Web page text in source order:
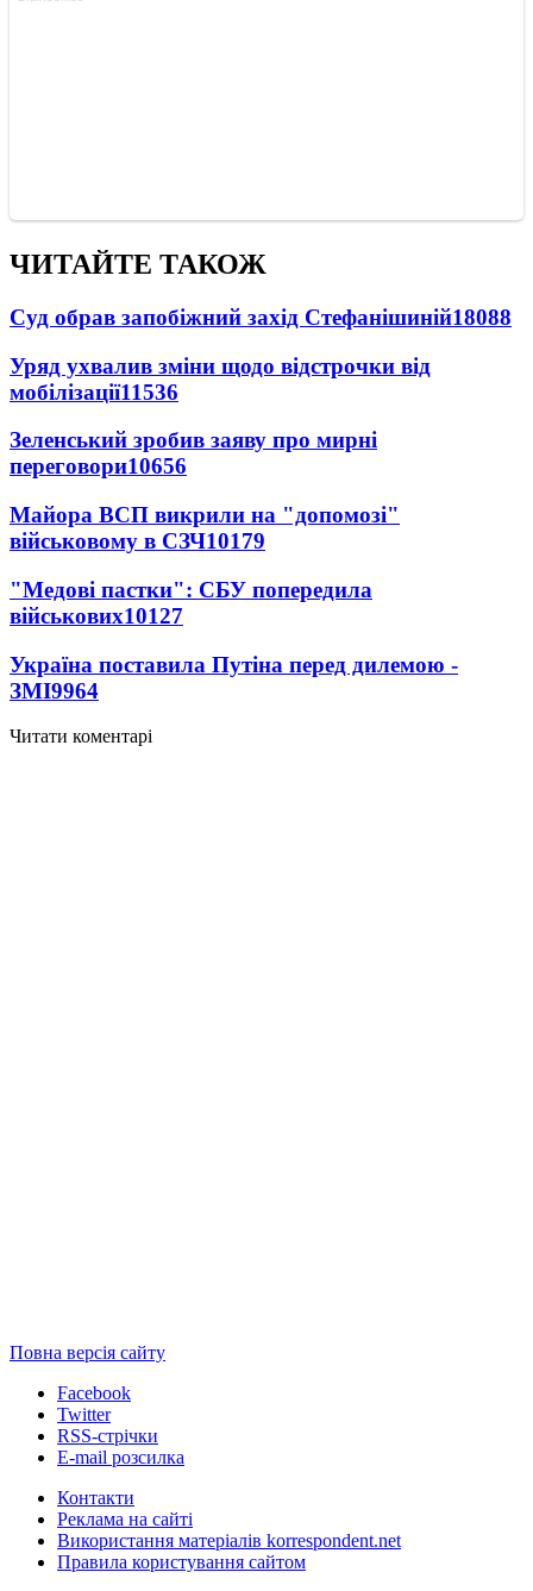
ЧИТАЙТЕ ТАКОЖ
Суд обрав запобіжний захід Стефанішиній18088
Уряд ухвалив зміни щодо відстрочки від
мобілізації11536
Зеленський зробив заяву про мирні
переговори10656
Майора ВСП викрили на "допомозі"
військовому в СЗЧ10179
"Медові пастки": СБУ попередила
військових10127
Україна поставила Путіна перед дилемою -
ЗМІ9964
Читати коментарі
Повна версія сайту
Facebook
Twitter
RSS-стрічки
E-mail розсилка
Контакти
Реклама на сайті
Використання матеріалів korrespondent.net
Правила користування сайтом